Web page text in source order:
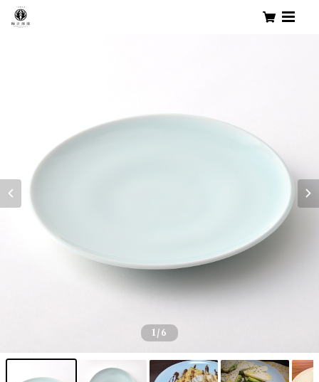
1 /6